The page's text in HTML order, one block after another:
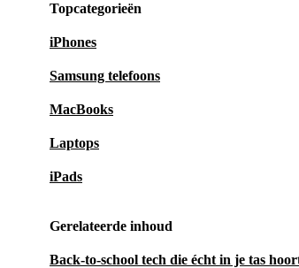
Topcategorieën
iPhones
Samsung telefoons
MacBooks
Laptops
iPads
Gerelateerde inhoud
Back-to-school tech die écht in je tas